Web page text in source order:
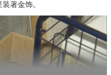
著金饰。